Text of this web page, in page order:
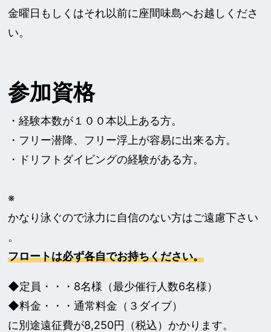
金曜日もしくはそれ以前に座間味島へお越しくださ
い。
参加資格
・経験本数が１００本以上ある方。
・フリー潜降、フリー浮上が容易に出来る方。
・ドリフトダイビングの経験がある方。
※
かなり泳ぐので泳力に自信のない方はご遠慮下さい
。
フロートは必ず各自でお持ちください。
◆定員・・・8名様（最少催行人数6名様）
◆料金・・・通常料金（３ダイブ）
に別途遠征費が8,250円（税込）かかります。